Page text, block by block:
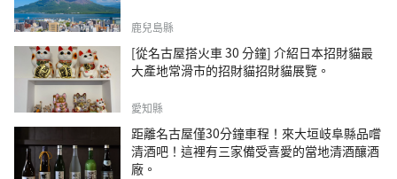
鹿兒島縣
[從名古屋搭火車 30 分鐘] 介紹日本招財貓最
大產地常滑市的招財貓招財貓展覽。
愛知縣
距離名古屋僅30分鐘車程！來大垣岐阜縣品嚐
清酒吧！這裡有三家備受喜愛的當地清酒釀酒
廠。